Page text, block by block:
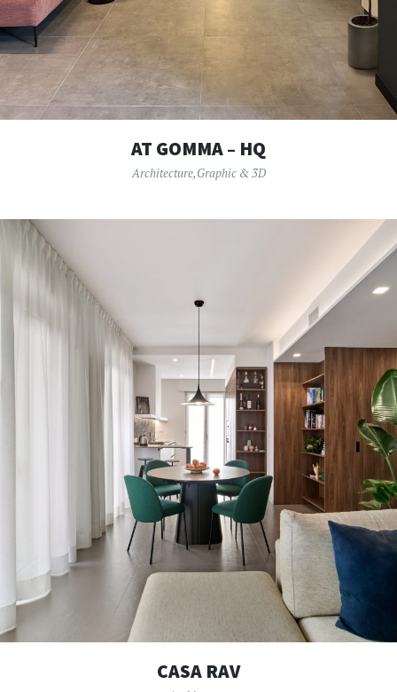
AT GOMMA – HQ
Architecture,Graphic & 3D
CASA RAV